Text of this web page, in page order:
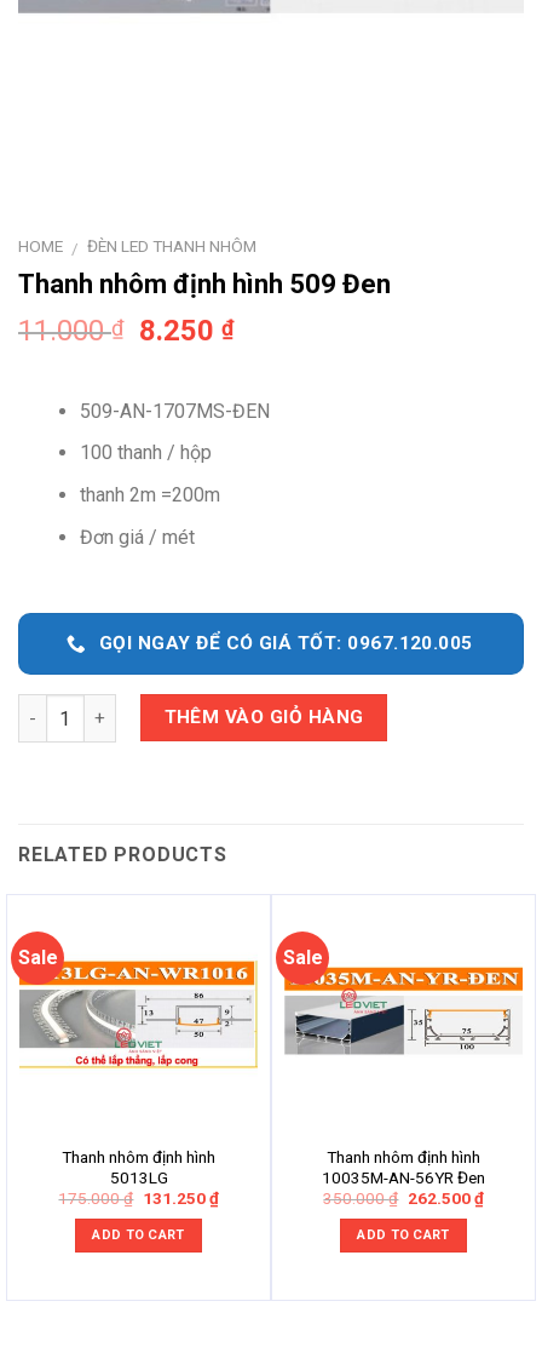
HOME / ĐÈN LED THANH NHÔM
Thanh nhôm định hình 509 Đen
11.000₫
Original
11.000 ₫.
8.250₫Current
8.250 ₫.
509-AN-1707MS-ĐEN
100 thanh / hộp
thanh 2m =200m
Đơn giá / mét
GỌI NGAY ĐỂ CÓ GIÁ TỐT: 0967.120.005
Quantity THÊM VÀO GIỎ HÀNG
RELATED PRODUCTS
Sale
Thanh nhôm định hình
5013LG
175.000₫ Original
was:
175.000 ₫.
131.250₫Current
price
ADD TO CART
Sale
Thanh nhôm định hình
10035M-AN-56YR Đen
350.000₫ Original
was:
350.000 ₫.
262.500₫Current
price
ADD TO CART